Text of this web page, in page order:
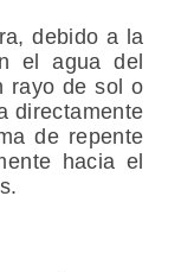
debido a la
el agua del
rayo de sol o
directamente
de repente
hacia el